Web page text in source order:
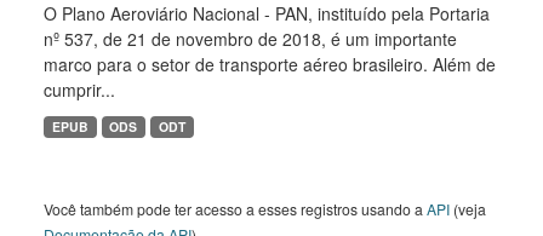
O Plano Aeroviário Nacional - PAN, instituído pela Portaria
nº 537, de 21 de novembro de 2018, é um importante
marco para o setor de transporte aéreo brasileiro. Além de
cumprir...
EPUB ODS ODT
Você também pode ter acesso a esses registros usando a API (veja